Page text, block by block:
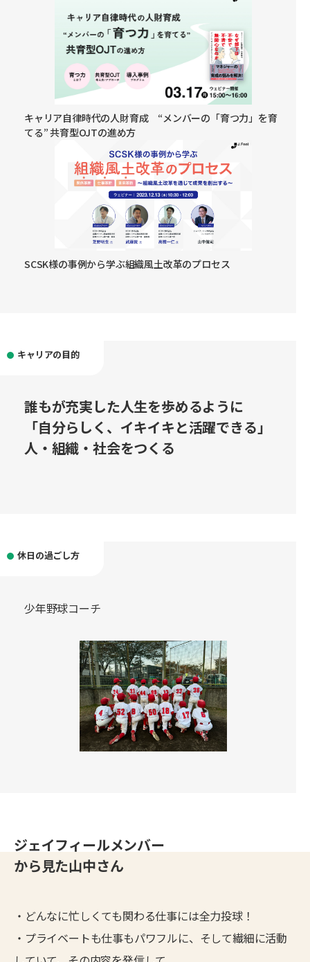
キャリア自律時代の人財育成 “メンバーの「育つ力」を育
てる” 共育型OJTの進め方
SCSK様の事例から学ぶ組織風土改革のプロセス
キャリアの目的
誰もが充実した人生を歩めるように
「自分らしく、イキイキと活躍できる」
人・組織・社会をつくる
休日の過ごし方
少年野球コーチ
ジェイフィールメンバー
から見た山中さん
・どんなに忙しくても関わる仕事には全力投球！
・プライベートも仕事もパワフルに、そして繊細に活動